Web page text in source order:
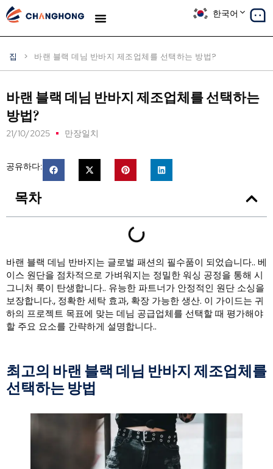
한국어
집 > 바랜 블랙 데님 반바지 제조업체를 선택하는 방법?
바랜 블랙 데님 반바지 제조업체를 선택하는
방법?
21/10/2025 만장일치
공유하다:
목차
바랜 블랙 데님 반바지는 글로벌 패션의 필수품이 되었습니다.. 베
이스 원단을 점차적으로 가벼워지는 정밀한 워싱 공정을 통해 시
그니처 룩이 탄생합니다.. 유능한 파트너가 안정적인 원단 소싱을
보장합니다., 정확한 세탁 효과, 확장 가능한 생산. 이 가이드는 귀
하의 프로젝트 목표에 맞는 데님 공급업체를 선택할 때 평가해야
할 주요 요소를 간략하게 설명합니다..
최고의 바랜 블랙 데님 반바지 제조업체를
선택하는 방법